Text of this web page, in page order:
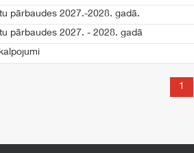
pārbaudes 2027.-2028. gadā.
pārbaudes 2027. - 2028. gadā
1